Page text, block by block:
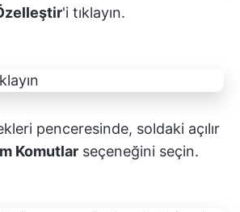
'i tıklayın.
penceresinde, soldaki açılır
Komutlar seçeneğini seçin.